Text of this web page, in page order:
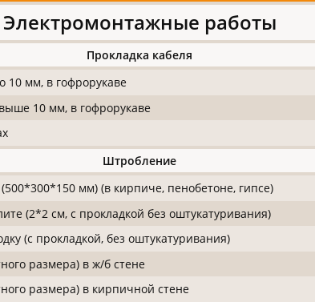
Электромонтажные работы
Прокладка кабеля
10 мм, в гофрорукаве
10 мм, в гофрорукаве
Штробление
мм) (в кирпиче, пенобетоне, гипсе)
(2*2 см, с прокладкой без оштукатуривания)
(с прокладкой, без оштукатуривания)
размера) в ж/б стене
размера) в кирпичной стене